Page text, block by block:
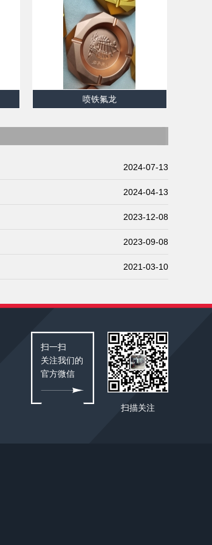
喷铁氟龙
2024-07-13
2024-04-13
2023-12-08
2023-09-08
2021-03-10
扫一扫
关注我们的
官方微信
扫描关注